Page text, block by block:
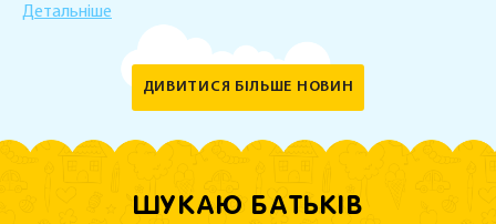
Детальніше
ДИВИТИСЯ БІЛЬШЕ НОВИН
ШУКАЮ БАТЬКІВ